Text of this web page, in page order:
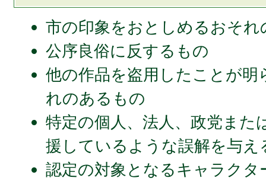
市の印象をおとしめるおそ
公序良俗に反するもの
他の作品を盗用したことが
れのあるもの
特定の個人、法人、政党また
援しているような誤解を与
認定の対象となるキャラクタ